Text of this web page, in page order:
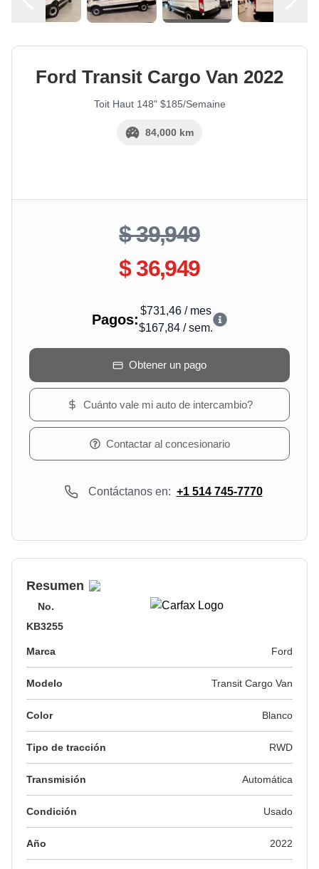
Ford Transit Cargo Van 2022
Toit Haut 148" $185/Semaine
84,000 km
$ 39,949
$ 36,949
Pagos:
$731,46 / mes
$167,84 /sem.
Obtener un pago
Cuánto vale mi auto de intercambio?
Contactar al concesionario
Contáctanos en: +1 514 745-7770
Resumen
No.
KB3255
Marca Ford
Modelo Transit Cargo Van
Color Blanco
Tipo de tracción RWD
Transmisión Automática
Condición Usado
Año 2022